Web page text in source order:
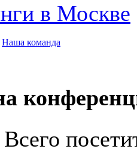
в Москве
Наша команда
Всего